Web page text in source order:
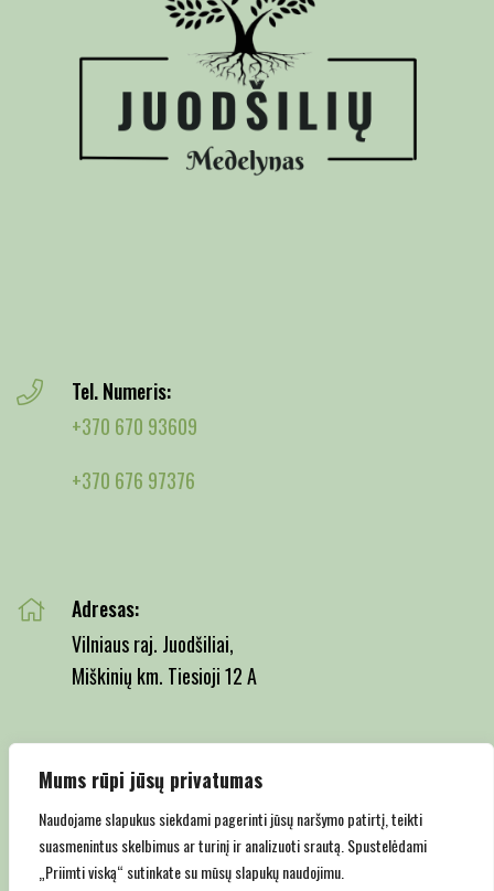
Mums rūpi jūsų privatumas
Naudojame slapukus siekdami pagerinti jūsų naršymo patirtį, teikti
suasmenintus skelbimus ar turinį ir analizuoti srautą. Spustelėdami
„Priimti viską“ sutinkate su mūsų slapukų naudojimu.
Tel. Numeris:
+370 670 93609
+370 676 97376
Adresas:
Vilniaus raj. Juodšiliai,
Miškinių km. Tiesioji 12 A
Email:
info@juodsiliumedelynas.lt